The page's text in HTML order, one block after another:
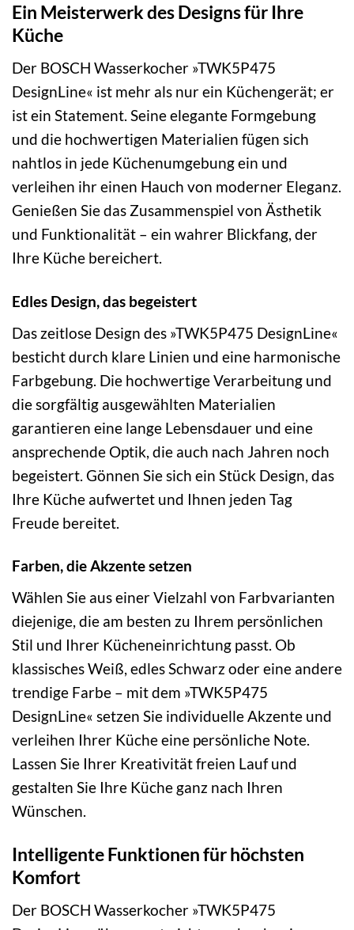
Ein Meisterwerk des Designs für Ihre
Küche
Der BOSCH Wasserkocher »TWK5P475
DesignLine« ist mehr als nur ein Küchengerät; er
ist ein Statement. Seine elegante Formgebung
und die hochwertigen Materialien fügen sich
nahtlos in jede Küchenumgebung ein und
verleihen ihr einen Hauch von moderner Eleganz.
Genießen Sie das Zusammenspiel von Ästhetik
und Funktionalität – ein wahrer Blickfang, der
Ihre Küche bereichert.
Edles Design, das begeistert
Das zeitlose Design des »TWK5P475 DesignLine«
besticht durch klare Linien und eine harmonische
Farbgebung. Die hochwertige Verarbeitung und
die sorgfältig ausgewählten Materialien
garantieren eine lange Lebensdauer und eine
ansprechende Optik, die auch nach Jahren noch
begeistert. Gönnen Sie sich ein Stück Design, das
Ihre Küche aufwertet und Ihnen jeden Tag
Freude bereitet.
Farben, die Akzente setzen
Wählen Sie aus einer Vielzahl von Farbvarianten
diejenige, die am besten zu Ihrem persönlichen
Stil und Ihrer Kücheneinrichtung passt. Ob
klassisches Weiß, edles Schwarz oder eine andere
trendige Farbe – mit dem »TWK5P475
DesignLine« setzen Sie individuelle Akzente und
verleihen Ihrer Küche eine persönliche Note.
Lassen Sie Ihrer Kreativität freien Lauf und
gestalten Sie Ihre Küche ganz nach Ihren
Wünschen.
Intelligente Funktionen für höchsten
Komfort
Der BOSCH Wasserkocher »TWK5P475